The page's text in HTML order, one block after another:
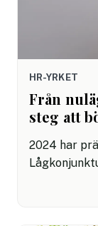
HR-YRKET
Från
steg att
2024 har